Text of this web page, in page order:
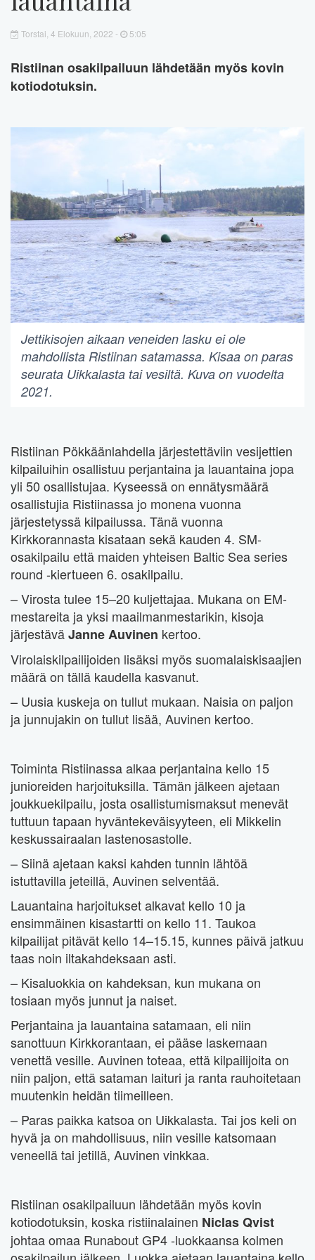
Torstai, 4 Elokuun, 2022 - 5:05
Ristiinan osakilpailuun lähdetään myös kovin
kotiodotuksin.
Jettikisojen aikaan veneiden lasku ei ole
mahdollista Ristiinan satamassa. Kisaa on paras
seurata Uikkalasta tai vesiltä. Kuva on vuodelta
2021.
Ristiinan Pökkäänlahdella järjestettäviin vesijettien
kilpailuihin osallistuu perjantaina ja lauantaina jopa
yli 50 osallistujaa. Kyseessä on ennätysmäärä
osallistujia Ristiinassa jo monena vuonna
järjestetyssä kilpailussa. Tänä vuonna
Kirkkorannasta kisataan sekä kauden 4. SM-
osakilpailu että maiden yhteisen Baltic Sea series
round -kiertueen 6. osakilpailu.
– Virosta tulee 15–20 kuljettajaa. Mukana on EM-
mestareita ja yksi maailmanmestarikin, kisoja
järjestäväJanne Auvinen kertoo.
Virolaiskilpailijoiden lisäksi myös suomalaiskisaajien
määrä on tällä kaudella kasvanut.
– Uusia kuskeja on tullut mukaan. Naisia on paljon
ja junnujakin on tullut lisää, Auvinen kertoo.
Toiminta Ristiinassa alkaa perjantaina kello 15
junioreiden harjoituksilla. Tämän jälkeen ajetaan
joukkuekilpailu, josta osallistumismaksut menevät
tuttuun tapaan hyväntekeväisyyteen, eli Mikkelin
keskussairaalan lastenosastolle.
– Siinä ajetaan kaksi kahden tunnin lähtöä
istuttavilla jeteillä, Auvinen selventää.
Lauantaina harjoitukset alkavat kello 10 ja
ensimmäinen kisastartti on kello 11. Taukoa
kilpailijat pitävät kello 14–15.15, kunnes päivä jatkuu
taas noin iltakahdeksaan asti.
– Kisaluokkia on kahdeksan, kun mukana on
tosiaan myös junnut ja naiset.
Perjantaina ja lauantaina satamaan, eli niin
sanottuun Kirkkorantaan, ei pääse laskemaan
venettä vesille. Auvinen toteaa, että kilpailijoita on
niin paljon, että sataman laituri ja ranta rauhoitetaan
muutenkin heidän tiimeilleen.
– Paras paikka katsoa on Uikkalasta. Tai jos keli on
hyvä ja on mahdollisuus, niin vesille katsomaan
veneellä tai jetillä, Auvinen vinkkaa.
Ristiinan osakilpailuun lähdetään myös kovin
kotiodotuksin, koska ristiinalainen Niclas Qvist
johtaa omaa Runabout GP4 -luokkaansa kolmen